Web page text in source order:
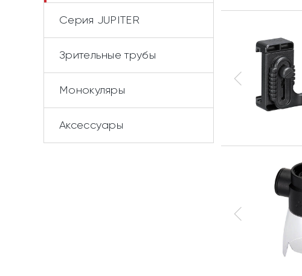
Cерия JUPITER
Зрительные трубы
Монокуляры
Аксессуары